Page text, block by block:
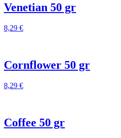
Venetian 50 gr
8,29 €
Cornflower 50 gr
8,29 €
Coffee 50 gr